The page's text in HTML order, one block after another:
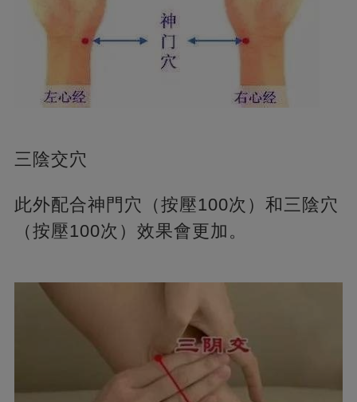
三陰交穴
此外配合神門穴（按壓100次）和三陰穴
（按壓100次）效果會更加。